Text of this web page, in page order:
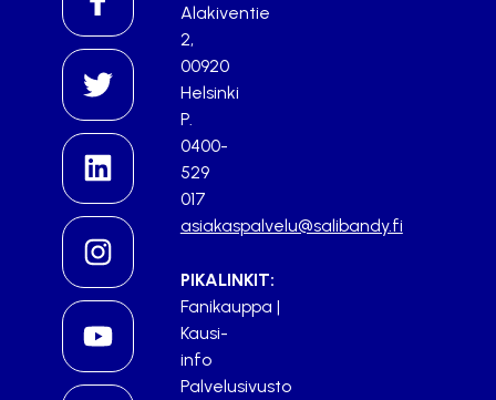
Alakiventie
2,
00920
Helsinki
P.
0400-
529
017
asiakaspalvelu@salibandy.fi
PIKALINKIT:
Fanikauppa |
Kausi-
info
Palvelusivusto